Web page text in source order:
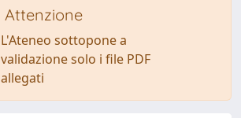
Attenzione
L'Ateneo sottopone a
validazione solo i file PDF
allegati